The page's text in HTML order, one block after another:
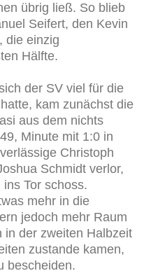
übrig ließ. So blieb
Seifert, den Kevin
die einzig
Hälfte.
der SV viel für die
kam zunächst die
aus dem nichts
Minute mit 1:0 in
Christoph
Schmidt verlor,
Tor schoss.
mehr in die
jedoch mehr Raum
in der zweiten Halbzeit
zustande kamen,
bescheiden.